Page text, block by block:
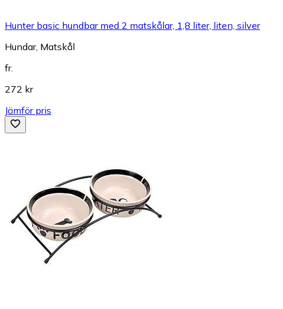
Hunter basic hundbar med 2 matskålar, 1,8 liter, liten, silver
Hundar, Matskål
fr.
272 kr
Jämför pris